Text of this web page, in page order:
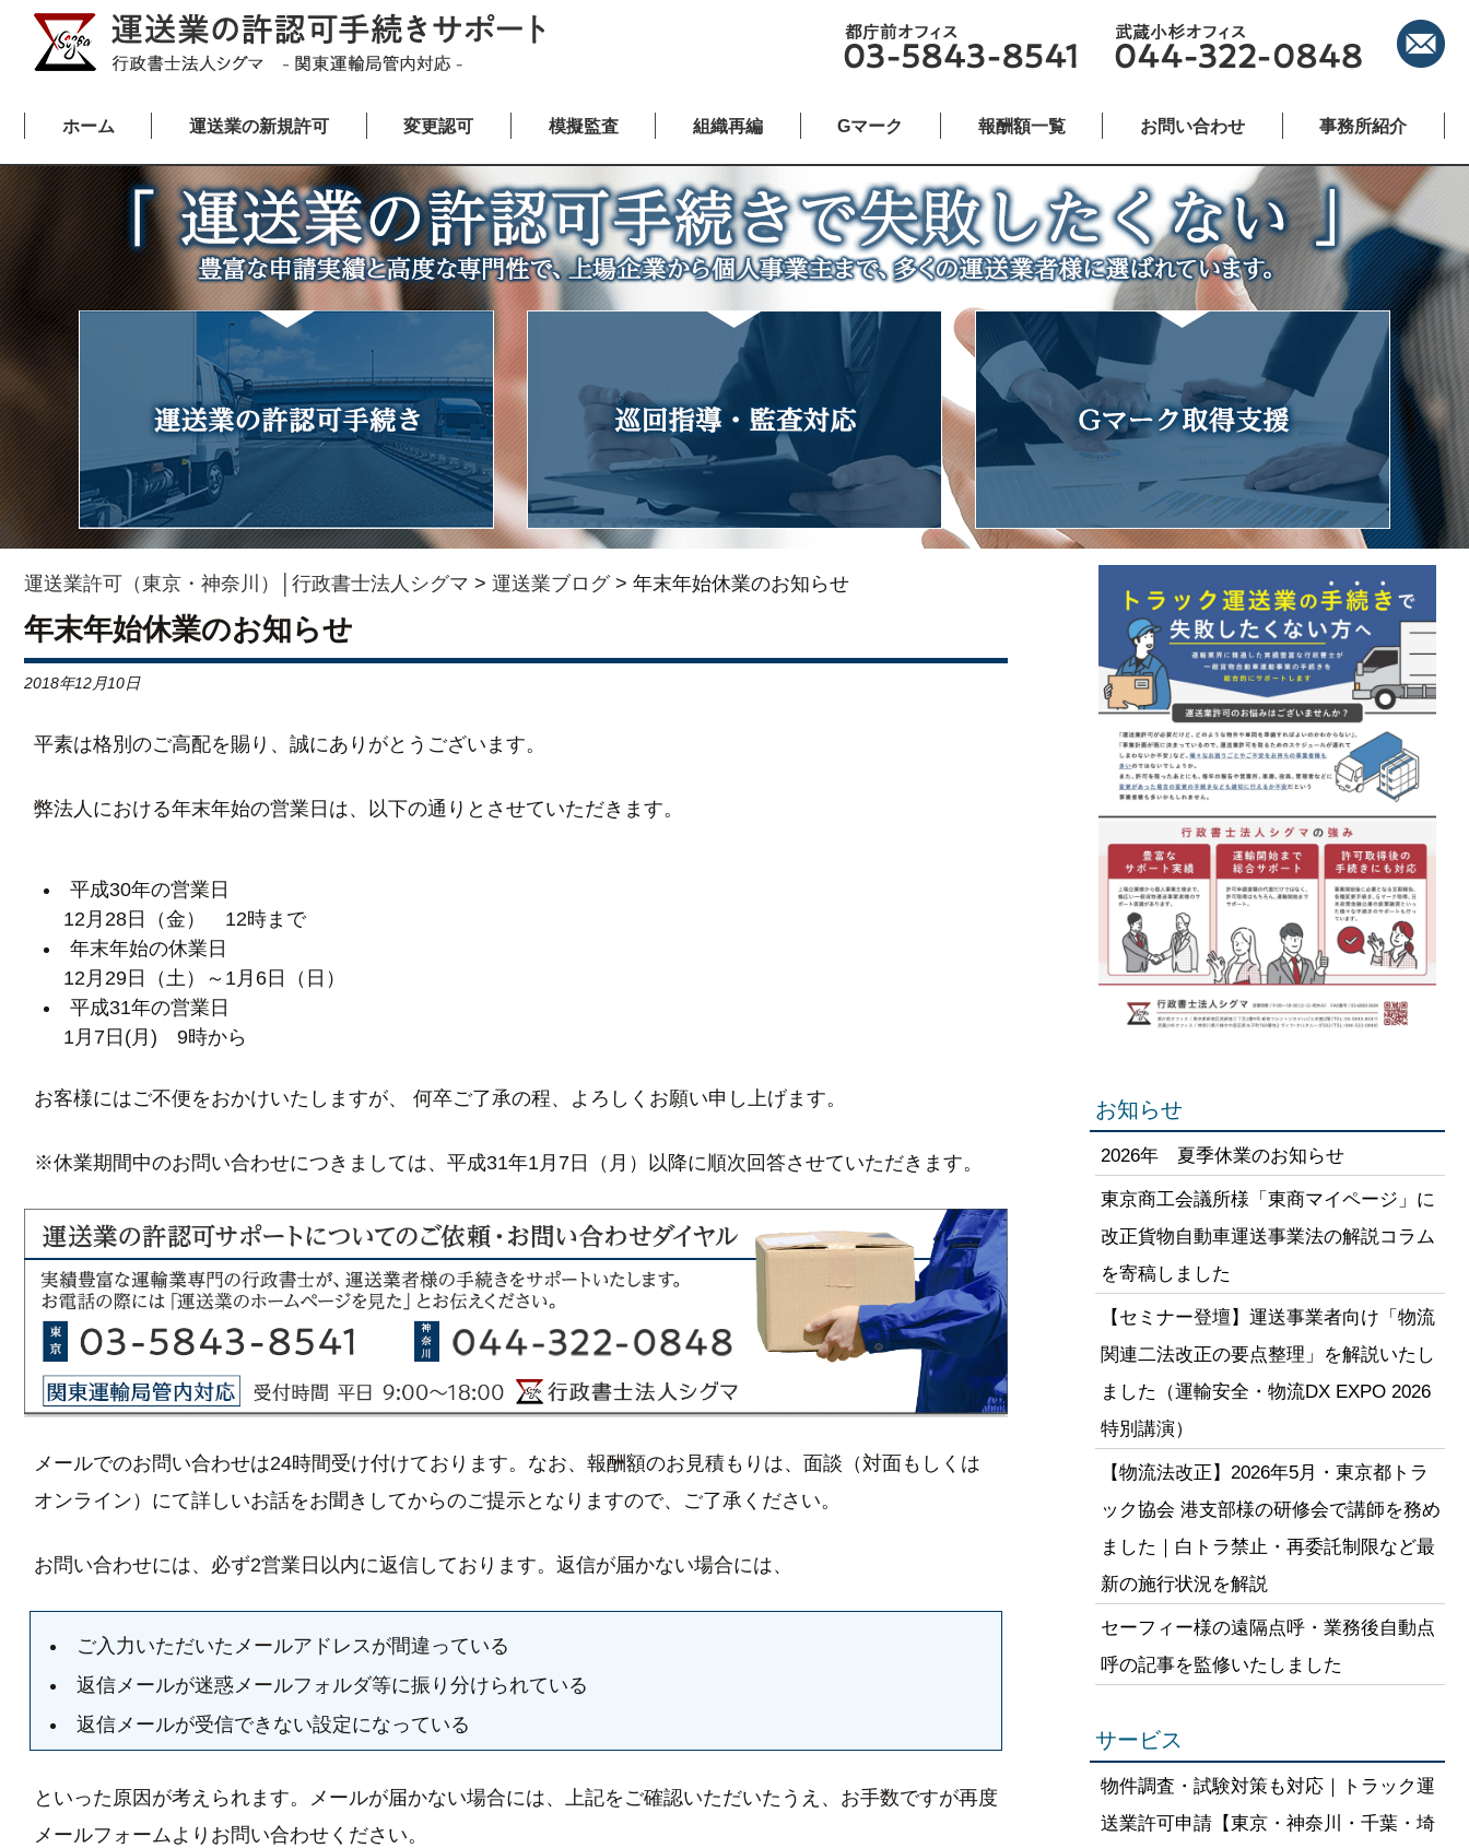
ホーム 運送業の新規許可 変更認可 模擬監査 組織再編 Gマーク 報酬額一覧 お問い合わせ 事務所紹介
運送業許可（東京・神奈川）│行政書士法人シグマ > 運送業ブログ> 年末年始休業のお知らせ
年末年始休業のお知らせ
2018年12月10日
平素は格別のご高配を賜り、誠にありがとうございます。
弊法人における年末年始の営業日は、以下の通りとさせていただきます。
平成30年の営業日
12月28日（金） 12時まで
年末年始の休業日
12月29日（土）～1月6日（日）
平成31年の営業日
1月7日(月) 9時から
お客様にはご不便をおかけいたしますが、 何卒ご了承の程、よろしくお願い申し上げます。
※休業期間中のお問い合わせにつきましては、平成31年1月7日（月）以降に順次回答させていただきます。
メールでのお問い合わせは24時間受け付けております。なお、報酬額のお見積もりは、面談（対面もしくは
オンライン）にて詳しいお話をお聞きしてからのご提示となりますので、ご了承ください。
お問い合わせには、必ず2営業日以内に返信しております。返信が届かない場合には、
ご入力いただいたメールアドレスが間違っている
返信メールが迷惑メールフォルダ等に振り分けられている
返信メールが受信できない設定になっている
といった原因が考えられます。メールが届かない場合には、上記をご確認いただいたうえ、お手数ですが再度
メールフォームよりお問い合わせください。
お知らせ
2026年 夏季休業のお知らせ
東京商工会議所様「東商マイページ」に
改正貨物自動車運送事業法の解説コラム
を寄稿しました
【セミナー登壇】運送事業者向け「物流
関連二法改正の要点整理」を解説いたし
ました（運輸安全・物流DX EXPO 2026
特別講演）
【物流法改正】2026年5月・東京都トラ
ック協会 港支部様の研修会で講師を務め
ました｜白トラ禁止・再委託制限など最
新の施行状況を解説
セーフィー様の遠隔点呼・業務後自動点
呼の記事を監修いたしました
サービス
物件調査・試験対策も対応｜トラック運
送業許可申請【東京・神奈川・千葉・埼